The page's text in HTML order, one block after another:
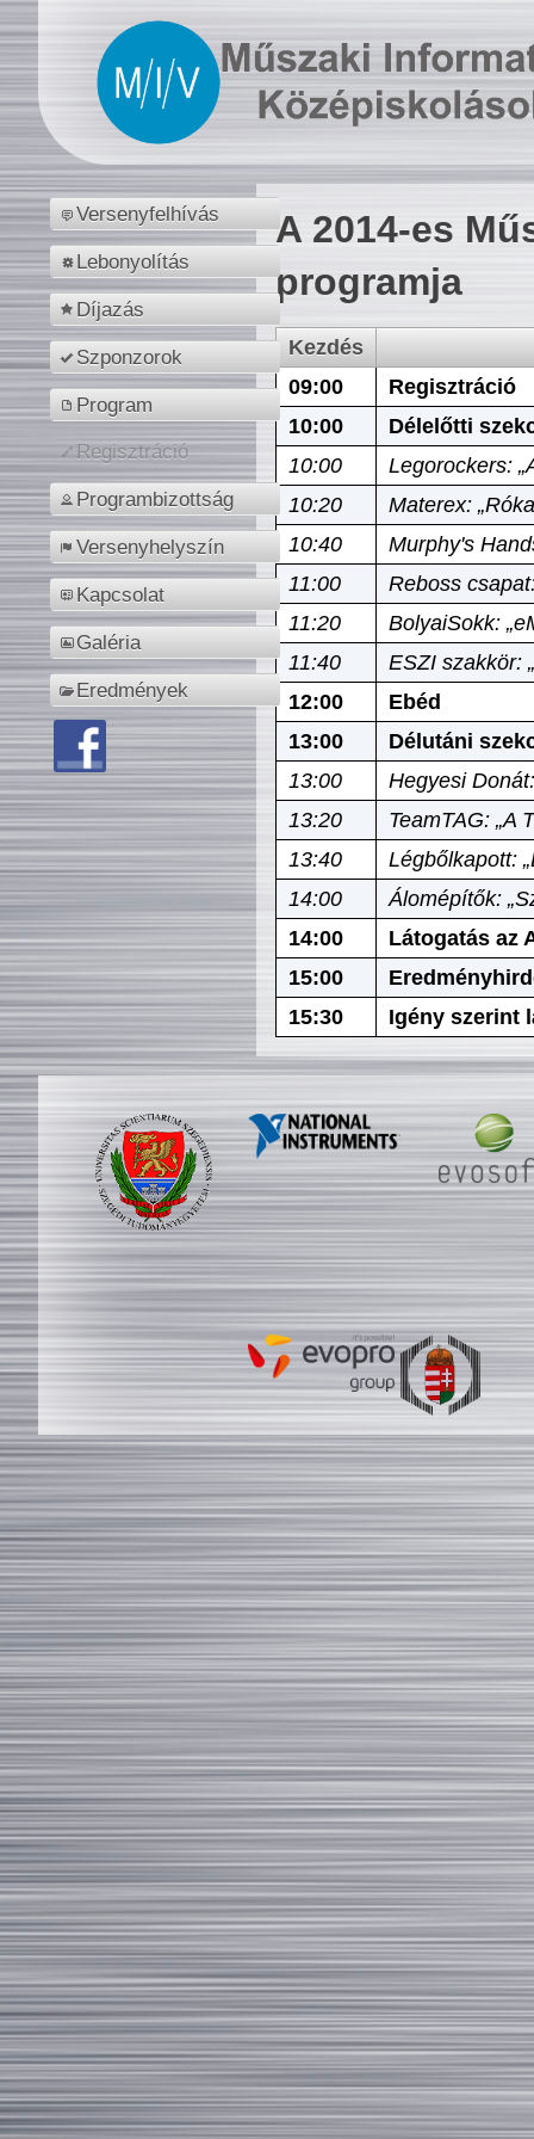
Versenyfelhívás
Lebonyolítás
Díjazás
Szponzorok
Program
Regisztráció
Programbizottság
Versenyhelyszín
Kapcsolat
Galéria
Eredmények
A 2014-es
programja
Kezdés
09:00
Regisztráció
10:00
Délelőtti
10:00
Legorockers:
10:20
Materex:
10:40
Murphy's
11:00
Reboss
11:20
BolyaiSokk:
11:40
ESZI szakkör:
12:00
Ebéd
13:00
Délutáni
13:00
Hegyesi
13:20
TeamTAG: „A
13:40
Légbőlkapott:
14:00
Álomépítők:
14:00
Látogatás az
15:00
15:30
Igény szerint